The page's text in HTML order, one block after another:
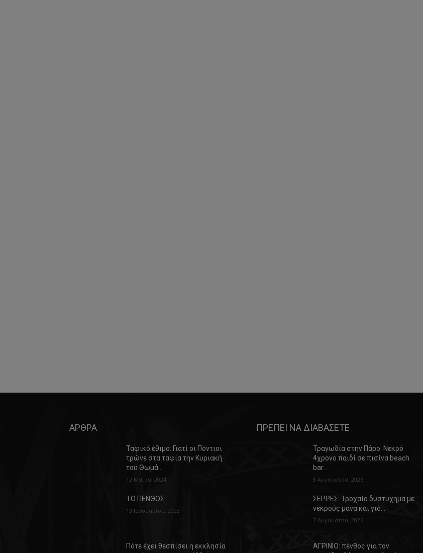
ΑΡΘΡΑ
Ταφικό έθιμο: Γιατί οι Πόντιοι
τρώνε στα ταφία την Κυριακή
του Θωμά…
12 Μαΐου, 2024
ΤΟ ΠΕΝΘΟΣ
13 Ιανουαρίου, 2023
Πότε έχει θεσπίσει η εκκλησία
ΠΡΕΠΕΙ ΝΑ ΔΙΑΒΑΣΕΤΕ
Τραγωδία στην Πάρο: Νεκρό
4χρονο παιδί σε πισίνα beach
bar…
8 Αυγούστου, 2026
ΣΕΡΡΕΣ: Τροχαίο δυστύχημα με
νεκρούς μάνα και γιό…
7 Αυγούστου, 2026
ΑΓΡΙΝΙΟ: πένθος για τον